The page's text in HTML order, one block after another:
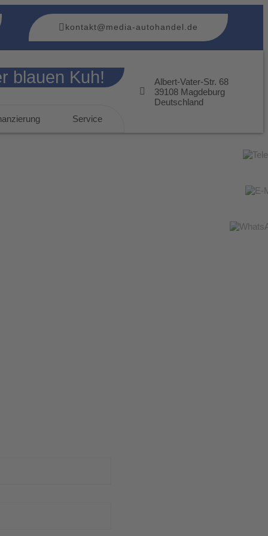
kontakt@media-autohandel.de
blauen Kuh!
Service
Albert-Vater-Str. 68
39108 Magdeburg
Deutschland